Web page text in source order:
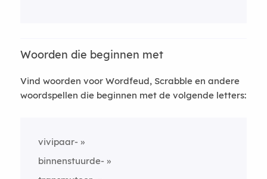
Woorden die beginnen met
Vind woorden voor Wordfeud, Scrabble en andere
woordspellen die beginnen met de volgende letters:
vivipaar-
binnenstuurde-